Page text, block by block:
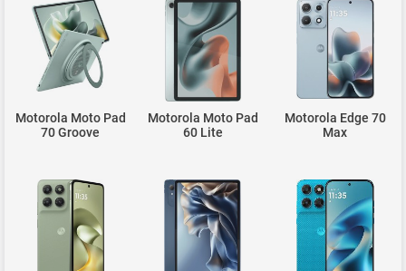
Motorola Moto Pad
70 Groove
Motorola Moto Pad
60 Lite
Motorola Edge 70
Max